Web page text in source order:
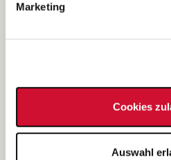
Marketing
Cookies
Auswahl
Bewerbung als Altenpflegehelfer*in
Bewerbung als Erzieher*in